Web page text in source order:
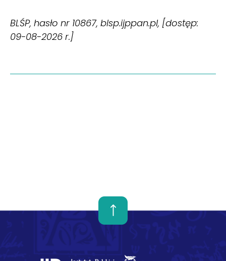
BLŚP, hasło nr 10867, blsp.ijppan.pl, [dostęp:
09-08-2026 r.]